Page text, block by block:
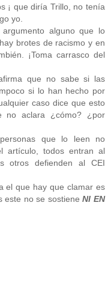
¡ que diría Trillo, no tenía
yo.
alguno que lo
brotes de racismo y en
¡Toma carrasco del
que no sabe si las
si lo han hecho por
caso dice que esto
no aclara ¿cómo? ¿por
que lo leen no
artículo, todos entran al
otros defienden al CEI
el que hay que clamar es
este no se sostieneNI EN